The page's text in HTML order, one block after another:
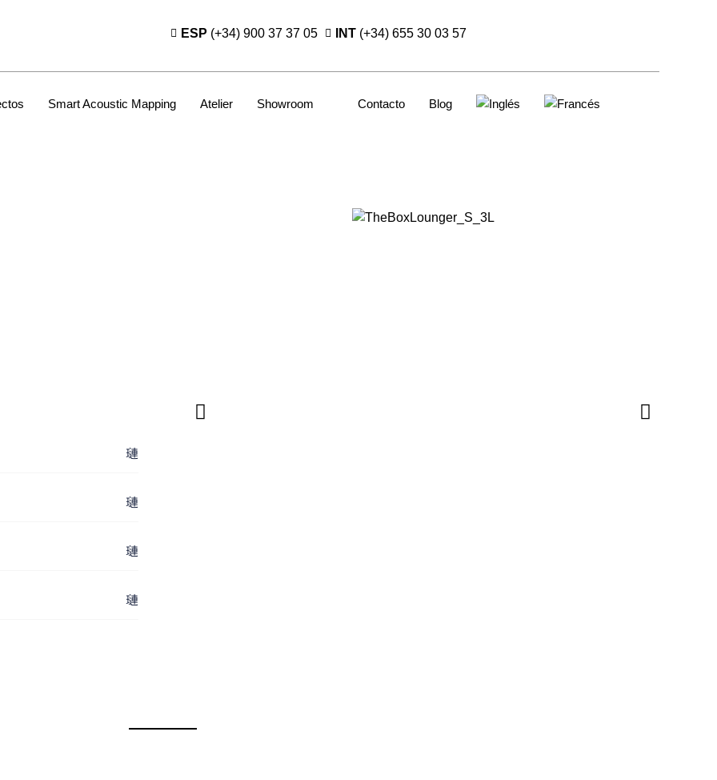
ESP (+34) 900 37 37 05 INT (+34) 655 30 03 57
Smart Acoustic Mapping Atelier Showroom Contacto Blog